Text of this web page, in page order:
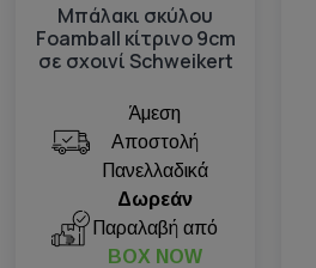
Μπάλακι σκύλου
Foamball κίτρινο 9cm
σε σχοινί Schweikert
Άμεση
Αποστολή
Πανελλαδικά
Δωρεάν
Παραλαβή από
BOX NOW